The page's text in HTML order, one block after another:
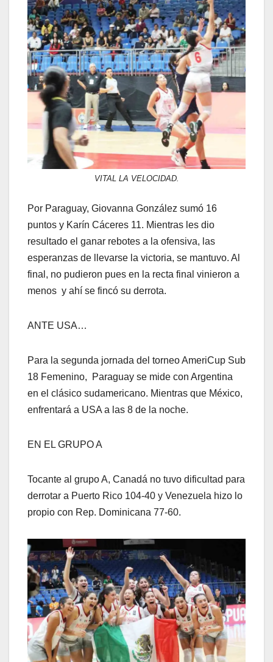
VITAL LA VELOCIDAD.
Por Paraguay, Giovanna González sumó 16
puntos y Karín Cáceres 11. Mientras les dio
resultado el ganar rebotes a la ofensiva, las
esperanzas de llevarse la victoria, se mantuvo. Al
final, no pudieron pues en la recta final vinieron a
menos y ahí se fincó su derrota.
ANTE USA…
Para la segunda jornada del torneo AmeriCup Sub
18 Femenino, Paraguay se mide con Argentina
en el clásico sudamericano. Mientras que México,
enfrentará a USA a las 8 de la noche.
EN EL GRUPO A
Tocante al grupo A, Canadá no tuvo dificultad para
derrotar a Puerto Rico 104-40 y Venezuela hizo lo
propio con Rep. Dominicana 77-60.